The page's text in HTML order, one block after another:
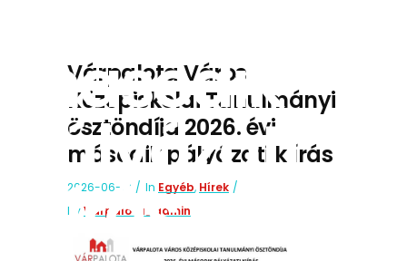
második
pályázati
kiírás
Várpalota Város
Középiskolai Tanulmányi
ösztöndíja 2026. évi
második pályázati kiírás
2026-06-12 In Egyéb, Hírek
ByVarpalota_admin